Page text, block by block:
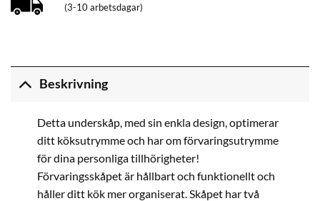
(3-10 arbetsdagar)
Beskrivning
Detta underskåp, med sin enkla design, optimerar
ditt köksutrymme och har om förvaringsutrymme
för dina personliga tillhörigheter!
Förvaringsskåpet är hållbart och funktionellt och
håller ditt kök mer organiserat. Skåpet har två